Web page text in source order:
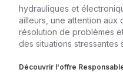
hydrauliques et
ailleurs, une attention aux
résolution de problèmes
des situations
Découvrir l'offre